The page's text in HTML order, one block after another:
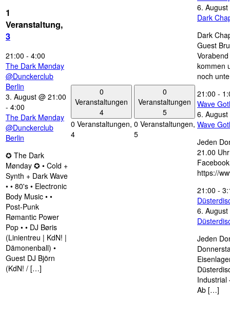
1
Veranstaltung,
3
21:00 - 4:00
The Dark Mønday
@Dunckerclub
Berlin
3. August @ 21:00
- 4:00
The Dark Mønday
@Dunckerclub
Berlin
✪ The Dark
Mønday ✪ • Cold +
Synth + Dark Wave
• • 80's • Electronic
Body Music • •
Post-Punk
Rømantic Power
Pop • • DJ Børis
(Linientreu | KdN! |
Dämonenball) •
Guest DJ Björn
(KdN! / […]
0
Veranstaltungen
4
0 Veranstaltungen,
4
0
Veranstaltungen
5
0 Veranstaltungen,
5
6.
Dark
Dark
Guest
kommen
noch
21:00 -
Wave
6.
Wave
Jeden
21.00
https://
21:00 -
6.
Jeden
Industrial
Ab […]